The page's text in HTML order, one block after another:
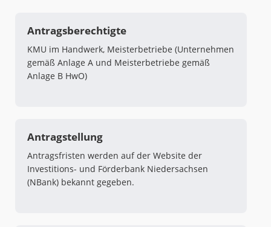
Antragsberechtigte
KMU im Handwerk, Meisterbetriebe (Unternehmen
gemäß Anlage A und Meisterbetriebe gemäß
Anlage B HwO)
Antragstellung
Antragsfristen werden auf der Website der
Investitions- und Förderbank Niedersachsen
(NBank) bekannt gegeben.